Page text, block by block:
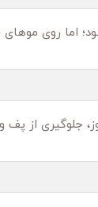
جلوگیری از